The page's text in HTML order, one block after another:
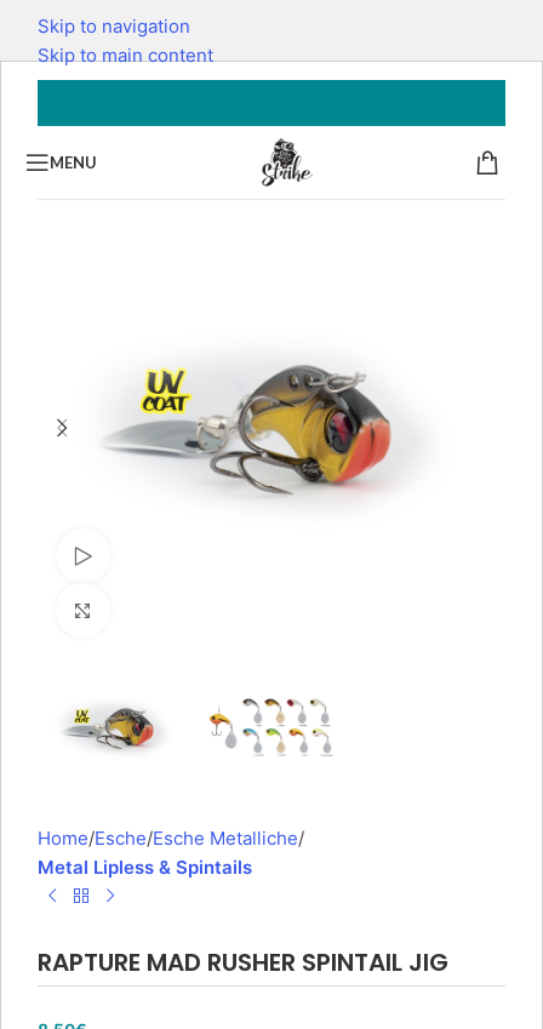
Skip to navigation
Skip to main content
MENU
Home Esche Esche Metalliche
Metal Lipless & Spintails
RAPTURE MAD RUSHER SPINTAIL JIG